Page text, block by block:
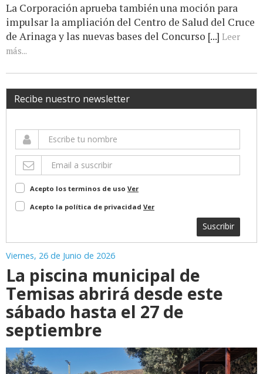
La Corporación aprueba también una moción para
impulsar la ampliación del Centro de Salud del Cruce
de Arinaga y las nuevas bases del Concurso [...] Leer
más...
Recibe nuestro newsletter
Acepto los terminos de uso Ver
Acepto la política de privacidad Ver
Suscribir
Viernes, 26 de Junio de 2026
La piscina municipal de
Temisas abrirá desde este
sábado hasta el 27 de
septiembre